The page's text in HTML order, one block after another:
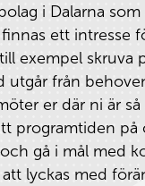
i Dalarna
ett intresse
exempel skruva
utgår från
er där ni är
programtiden
gå i mål med
lyckas med